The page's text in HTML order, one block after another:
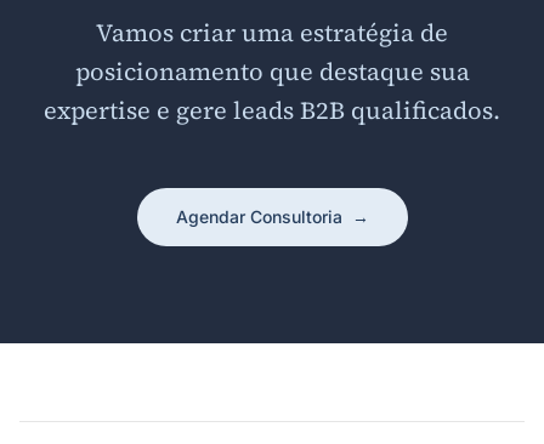
Vamos criar uma estratégia de
posicionamento que destaque sua
expertise e gere leads B2B qualificados.
Agendar Consultoria →